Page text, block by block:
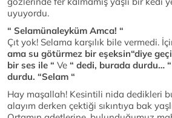
uyuyordu.
“ Selamünaleyküm Amca! “
Çıt yok! Selama karşılık bile vermedi.
ama su götürmez bir eşeksin“diye
bir ses ile “ Ve “ dedi, burada durdu…
durdu. “Selam “
Hay maşallah! Kesintili nida dedikleri
alayım derken çektiği sıkıntıya bak